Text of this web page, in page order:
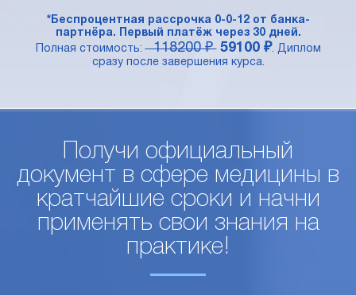
*Беспроцентная рассрочка 0-0-12 от банка-
партнёра. Первый платёж через 30 дней.
Полная стоимость:118200 ₽ 59100 ₽. Диплом
сразу после завершения курса.
Получи официальный
документ в сфере медицины в
кратчайшие сроки и начни
применять свои знания на
практике!